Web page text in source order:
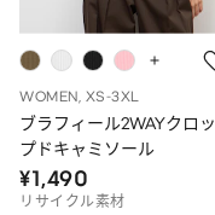
WOMEN, XS-3XL
ブラフィール2WAYクロッ
プドキャミソール
¥1,490
リサイクル素材